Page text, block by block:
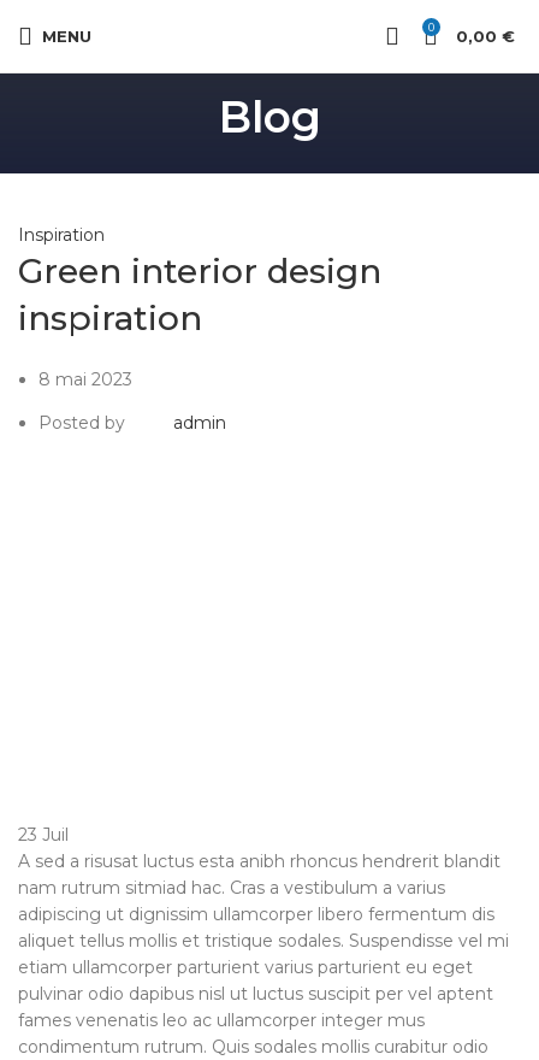
MENU 0 0,00 €
Blog
Inspiration
Green interior design
inspiration
8 mai 2023
Posted by
admin
23 Juil
A sed a risusat luctus esta anibh rhoncus hendrerit blandit
nam rutrum sitmiad hac. Cras a vestibulum a varius
adipiscing ut dignissim ullamcorper libero fermentum dis
aliquet tellus mollis et tristique sodales. Suspendisse vel mi
etiam ullamcorper parturient varius parturient eu eget
pulvinar odio dapibus nisl ut luctus suscipit per vel aptent
fames venenatis leo ac ullamcorper integer mus
condimentum rutrum. Quis sodales mollis curabitur odio